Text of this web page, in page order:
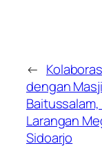
←
dengan
Larangan
Sidoarjo